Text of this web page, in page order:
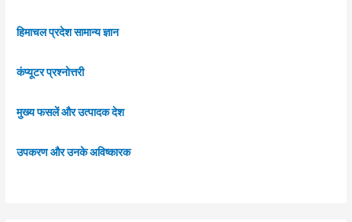
हिमाचल प्रदेश सामान्य ज्ञान
कंप्यूटर प्रश्नोत्तरी
मुख्य फसलें और उत्पादक देश
उपकरण और उनके अविष्कारक